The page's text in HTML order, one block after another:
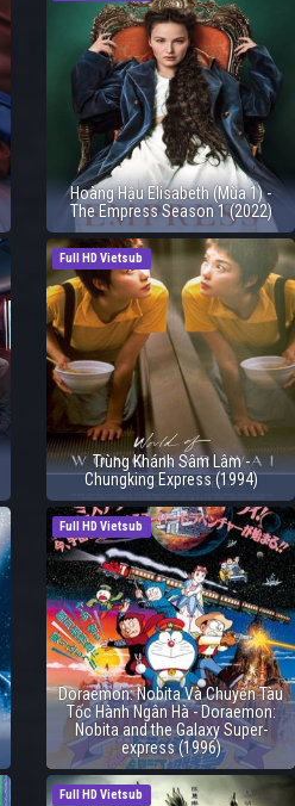
Hoàng Hậu Elisabeth (Mùa 1) -
The Empress Season 1 (2022)
Full HD Vietsub
Trùng Khánh Sâm Lâm -
Chungking Express (1994)
Full HD Vietsub
Doraemon: Nobita Và Chuyến Tàu
Tốc Hành Ngân Hà - Doraemon:
Nobita and the Galaxy Super-
express (1996)
Full HD Vietsub